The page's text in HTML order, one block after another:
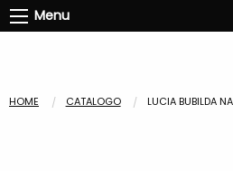
Menu
HOME CATALOGO LUCIA BUBILDA